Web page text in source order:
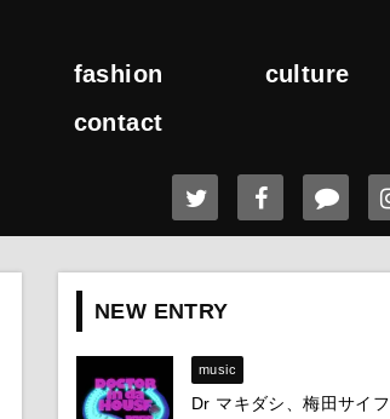
fashion
culture
contact
NEW ENTRY
music
Dr マキダシ、梅田サイフ